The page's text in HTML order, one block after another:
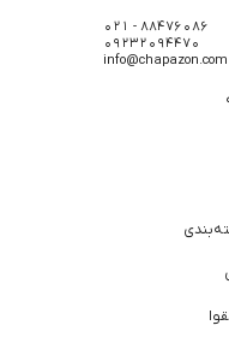
88476086 - 021
09232094470
info@chapazon.com